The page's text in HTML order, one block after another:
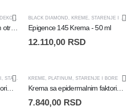
KONTURA OČIJU, USANA, VRATA I DEKOLTEA PLATINUM,SERUMI,STARENJE I BORE
Antirid sa sintetskim zmijskim otrovom - Expression Gel - 15ml
BLACK DIAMOND , KREME, STARENJE I BORE
Epigence 145 Krema - 50 ml
12.110,00 RSD
, STARENJE I BORE
Krema sa epidermalnim faktorima rasta za normalnu i kombinovanu kožu - GF Vital-Age Cream
KREME, PLATINUM , STARENJE I BORE
Krema sa epidermalnim faktorima rasta za suvu kožu - GF Vital-Age Cream Dry Skin
7.840,00 RSD